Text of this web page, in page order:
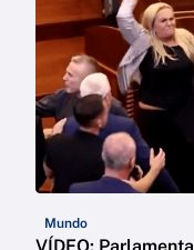
Mundo